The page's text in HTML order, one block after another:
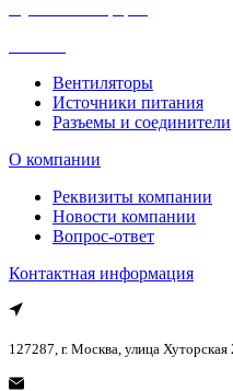
Вентиляторы
Источники питания
Разъемы и соединители
О компании
Реквизиты компании
Новости компании
Вопрос-ответ
Контактная информация
127287, г. Москва, улица